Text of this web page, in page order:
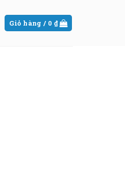
Giỏ hàng / 0 ₫